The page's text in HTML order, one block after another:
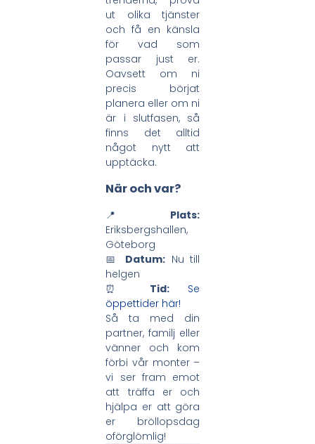
ut olika tjänster
och få en känsla
för vad som
passar just er.
Oavsett om ni
precis börjat
planera eller om ni
är i slutfasen, så
finns det alltid
något nytt att
upptäcka.
När och var?
📍 Plats:
Eriksbergshallen,
Göteborg
📅 Datum:Nu till
helgen
⏰ Tid:
Se
öppettider här!
Så ta med din
partner, familj eller
vänner och kom
förbi vår monter –
vi ser fram emot
att träffa er och
hjälpa er att göra
er bröllopsdag
oförglömlig!